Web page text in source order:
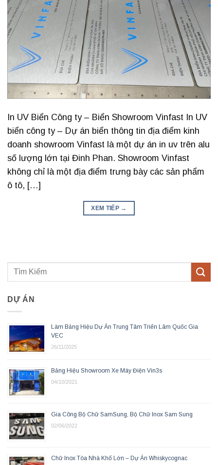
In UV Biển Công ty – Biển Showroom Vinfast In UV
biển công ty – Dự án biển thông tin địa điểm kinh
doanh showroom Vinfast là một dự án in uv trên alu
số lượng lớn tại Đinh Phan. Showroom Vinfast
không chỉ là một địa điểm trưng bày các sản phẩm
ô tô, […]
XEM TIẾP →
DỰ ÁN
Làm Bảng Hiệu Dự Án Trung Tâm Triển Lãm Quốc Gia
VEC
26/11/2025
Bảng Hiệu Showroom Xe Máy Điện Vin3s
04/10/2021
Gia Công Bộ Chữ SamSung, Bộ Chữ Inox Sam Sung
02/06/2022
Chữ Inox Tòa Nhà Khổ Lớn – Dự Án Whiskycognac